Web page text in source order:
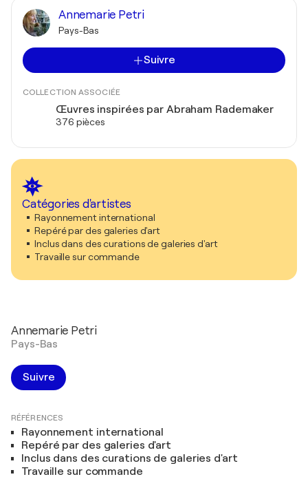
Annemarie Petri
Pays-Bas
Suivre
COLLECTION ASSOCIÉE
Œuvres inspirées par Abraham Rademaker
376 pièces
Catégories d'artistes
Rayonnement international
Repéré par des galeries d'art
Inclus dans des curations de galeries d'art
Travaille sur commande
Annemarie Petri
Pays-Bas
Suivre
RÉFÉRENCES
Rayonnement international
Repéré par des galeries d'art
Inclus dans des curations de galeries d'art
Travaille sur commande